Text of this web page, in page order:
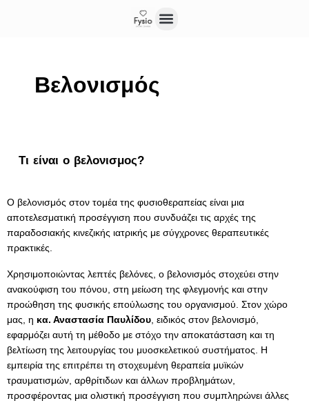
Βελονισμός
Τι είναι ο βελονισμος?
Ο βελονισμός στον τομέα της φυσιοθεραπείας είναι μια
αποτελεσματική προσέγγιση που συνδυάζει τις αρχές της
παραδοσιακής κινεζικής ιατρικής με σύγχρονες θεραπευτικές
πρακτικές.
Χρησιμοποιώντας λεπτές βελόνες, ο βελονισμός στοχεύει στην
ανακούφιση του πόνου, στη μείωση της φλεγμονής και στην
προώθηση της φυσικής επούλωσης του οργανισμού. Στον χώρο
μας, η κα. Αναστασία Παυλίδου, ειδικός στον βελονισμό,
εφαρμόζει αυτή τη μέθοδο με στόχο την αποκατάσταση και τη
βελτίωση της λειτουργίας του μυοσκελετικού συστήματος. Η
εμπειρία της επιτρέπει τη στοχευμένη θεραπεία μυϊκών
τραυματισμών, αρθρίτιδων και άλλων προβλημάτων,
προσφέροντας μια ολιστική προσέγγιση που συμπληρώνει άλλες